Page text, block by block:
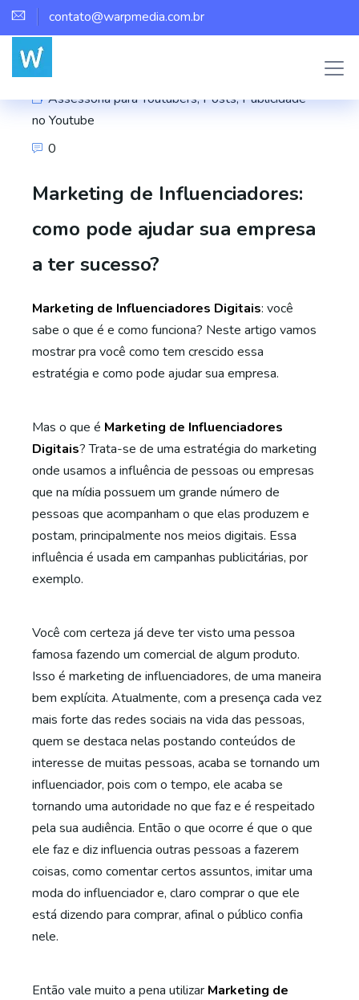
contato@warpmedia.com.br
Assessoria para Youtubers,Posts,Publicidade
no Youtube
0
Marketing de Influenciadores:
como pode ajudar sua empresa
a ter sucesso?
Marketing de Influenciadores Digitais: você
sabe o que é e como funciona? Neste artigo vamos
mostrar pra você como tem crescido essa
estratégia e como pode ajudar sua empresa.
Mas o que é Marketing de Influenciadores
Digitais? Trata-se de uma estratégia do marketing
onde usamos a influência de pessoas ou empresas
que na mídia possuem um grande número de
pessoas que acompanham o que elas produzem e
postam, principalmente nos meios digitais. Essa
influência é usada em campanhas publicitárias, por
exemplo.
Você com certeza já deve ter visto uma pessoa
famosa fazendo um comercial de algum produto.
Isso é marketing de influenciadores, de uma maneira
bem explícita. Atualmente, com a presença cada vez
mais forte das redes sociais na vida das pessoas,
quem se destaca nelas postando conteúdos de
interesse de muitas pessoas, acaba se tornando um
influenciador, pois com o tempo, ele acaba se
tornando uma autoridade no que faz e é respeitado
pela sua audiência. Então o que ocorre é que o que
ele faz e diz influencia outras pessoas a fazerem
coisas, como comentar certos assuntos, imitar uma
moda do influenciador e, claro comprar o que ele
está dizendo para comprar, afinal o público confia
nele.
Então vale muito a pena utilizar Marketing de